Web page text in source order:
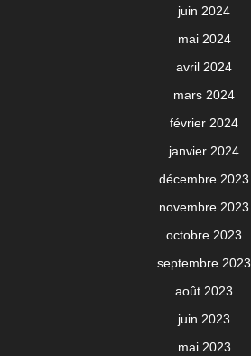
juin 2024
mai 2024
avril 2024
mars 2024
février 2024
janvier 2024
décembre 2023
novembre 2023
octobre 2023
septembre 2023
août 2023
juin 2023
mai 2023